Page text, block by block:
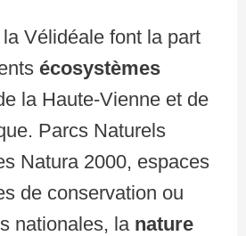
Vélidéale font la part
écosystèmes
la Haute-Vienne et de
Parcs Naturels
Natura 2000, espaces
de conservation ou
nationales, la nature